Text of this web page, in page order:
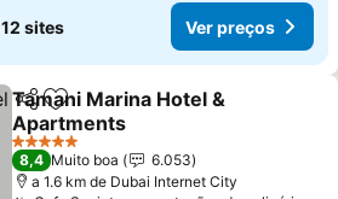
12 sites Ver preços
PartilharAdicionar aos favoritos
Tamani Marina Hotel &
Apartments
Ver preços
5 Estrelas
8,4 Muito boa
6.053
a 1.6 km de Dubai Internet City